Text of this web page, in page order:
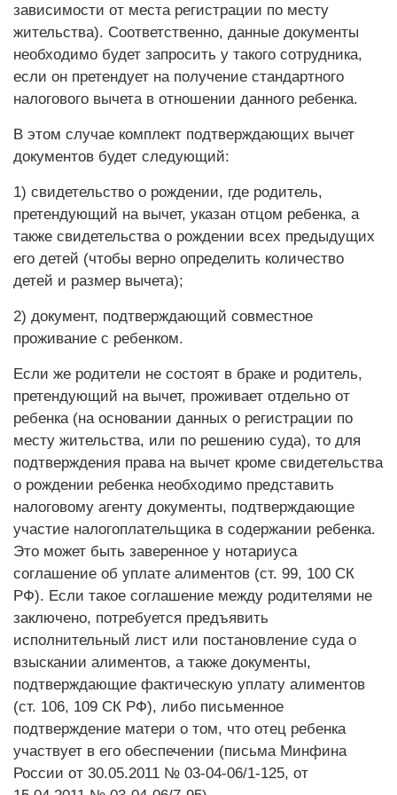
зависимости от места регистрации по месту
жительства). Соответственно, данные документы
необходимо будет запросить у такого сотрудника,
если он претендует на получение стандартного
налогового вычета в отношении данного ребенка.
В этом случае комплект подтверждающих вычет
документов будет следующий:
1) свидетельство о рождении, где родитель,
претендующий на вычет, указан отцом ребенка, а
также свидетельства о рождении всех предыдущих
его детей (чтобы верно определить количество
детей и размер вычета);
2) документ, подтверждающий совместное
проживание с ребенком.
Если же родители не состоят в браке и родитель,
претендующий на вычет, проживает отдельно от
ребенка (на основании данных о регистрации по
месту жительства, или по решению суда), то для
подтверждения права на вычет кроме свидетельства
о рождении ребенка необходимо представить
налоговому агенту документы, подтверждающие
участие налогоплательщика в содержании ребенка.
Это может быть заверенное у нотариуса
соглашение об уплате алиментов (ст. 99, 100 СК
РФ). Если такое соглашение между родителями не
заключено, потребуется предъявить
исполнительный лист или постановление суда о
взыскании алиментов, а также документы,
подтверждающие фактическую уплату алиментов
(ст. 106, 109 СК РФ), либо письменное
подтверждение матери о том, что отец ребенка
участвует в его обеспечении (письма Минфина
России от 30.05.2011 № 03-04-06/1-125, от